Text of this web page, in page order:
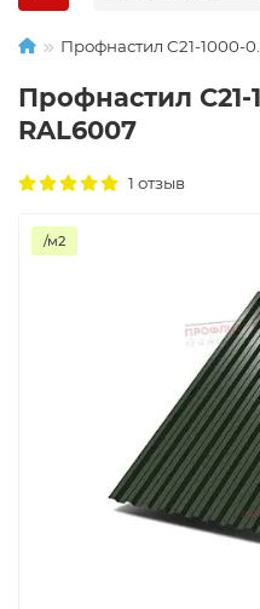
Профнастил C21-1000-
Профнастил
RAL6007
1 отзыв
/м2